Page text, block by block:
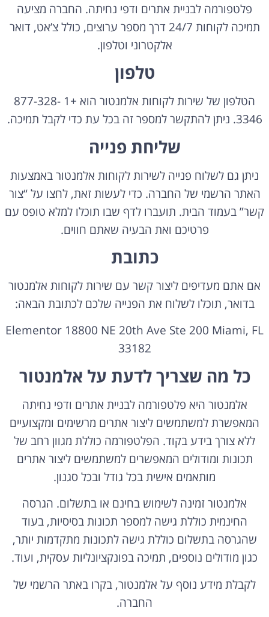
פלטפורמה לבניית אתרים ודפי נחיתה. החברה מציעה
תמיכה לקוחות 24/7 דרך מספר ערוצים, כולל צ’אט, דואר
אלקטרוני וטלפון.
טלפון
הטלפון של שירות לקוחות אלמנטור הוא +1 877-328-
3346. ניתן להתקשר למספר זה בכל עת כדי לקבל תמיכה.
שליחת פנייה
ניתן גם לשלוח פנייה לשירות לקוחות אלמנטור באמצעות
האתר הרשמי של החברה. כדי לעשות זאת, לחצו על “צור
קשר” בעמוד הבית. תועברו לדף שבו תוכלו למלא טופס עם
פרטיכם ואת הבעיה שאתם חווים.
כתובת
אם אתם מעדיפים ליצור קשר עם שירות לקוחות אלמנטור
בדואר, תוכלו לשלוח את הפנייה שלכם לכתובת הבאה:
Elementor 18800 NE 20th Ave Ste 200 Miami, FL
33182
כל מה שצריך לדעת על אלמנטור
אלמנטור היא פלטפורמה לבניית אתרים ודפי נחיתה
המאפשרת למשתמשים ליצור אתרים מרשימים ומקצועיים
ללא צורך בידע בקוד. הפלטפורמה כוללת מגוון רחב של
תכונות ומודולים המאפשרים למשתמשים ליצור אתרים
מותאמים אישית בכל גודל ובכל סגנון.
אלמנטור זמינה לשימוש בחינם או בתשלום. הגרסה
החינמית כוללת גישה למספר תכונות בסיסיות, בעוד
שהגרסה בתשלום כוללת גישה לתכונות מתקדמות יותר,
כגון מודולים נוספים, תמיכה בפונקציונליות עסקית, ועוד.
לקבלת מידע נוסף על אלמנטור, בקרו באתר הרשמי של
החברה.